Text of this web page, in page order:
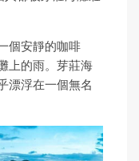
個安靜的咖啡
上的雨。芽莊海
漂浮在一個無名